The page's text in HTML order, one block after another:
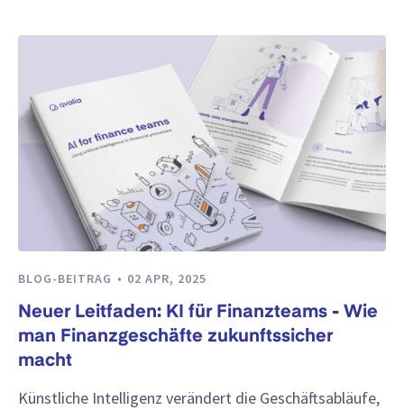
BLOG-BEITRAG 02 APR, 2025
Neuer Leitfaden: KI für Finanzteams - Wie
man Finanzgeschäfte zukunftssicher
macht
Künstliche Intelligenz verändert die Geschäftsabläufe,